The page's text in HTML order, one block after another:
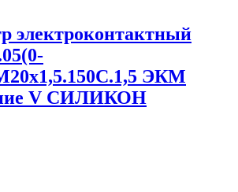
электроконтактный
ЭКМ
V СИЛИКОН